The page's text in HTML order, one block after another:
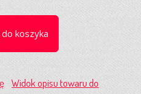
koszyka
Widok opisu towaru do